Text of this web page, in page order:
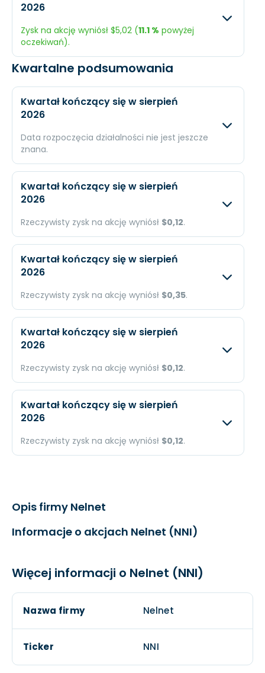
Przychody
Dochód $252,3 mln.
EPS $6,94
2026
Zysk na akcję wyniósł $5,02 (11.1 % powyżej
oczekiwań).
Oczekiwany
Przychody $1,36 mld.
EPS
Kwartalne podsumowania
Kwartał kończący się w sierpień
2026
Data rozpoczęcia działalności nie jest jeszcze
znana.
Przychody
Dochód $77,13 mln.
EPS $2,14
Kwartał kończący się w sierpień
2026
Rzeczywisty zysk na akcję wyniósł $0,12.
Przychody
Dochód N/A
EPS N/A
Kwartał kończący się w sierpień
2026
Rzeczywisty zysk na akcję wyniósł $0,35.
Przychody
Dochód N/A
EPS N/A
Kwartał kończący się w sierpień
2026
Rzeczywisty zysk na akcję wyniósł $0,12.
Przychody
Dochód N/A
Kwartał kończący się w sierpień
2026
Rzeczywisty zysk na akcję wyniósł $0,12.
Opis firmy Nelnet
Informacje o akcjach Nelnet (NNI)
Więcej informacji o Nelnet (NNI)
Nazwa firmy Nelnet
Ticker NNI